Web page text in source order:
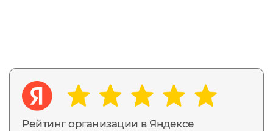
Рейтинг организации в Яндексе